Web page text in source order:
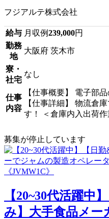
フジアルテ株式会社
給与 月収例239,000円
勤務
地
大阪府 茨木市
寮・
社宅
なし
仕事
内容
【仕事概要】 電子部
【仕事詳細】 物流倉
す！ ＜倉庫内入出荷作
募集が停止しています
【20~30代活躍中
み】大手食品メー